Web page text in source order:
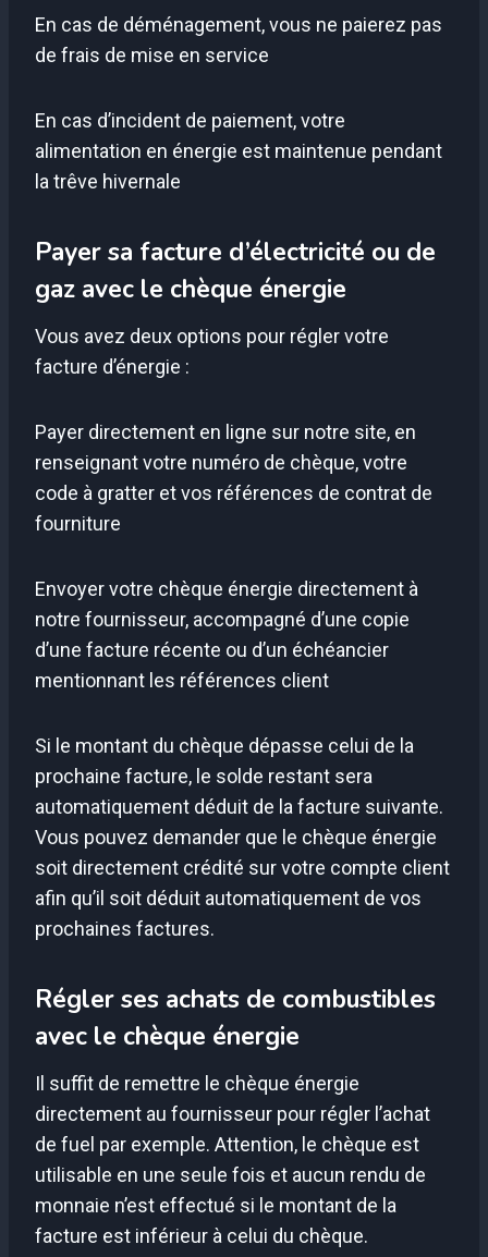
En cas de déménagement, vous ne paierez pas
de frais de mise en service
En cas d’incident de paiement, votre
alimentation en énergie est maintenue pendant
la trêve hivernale
Payer sa facture d’électricité ou de
gaz avec le chèque énergie
Vous avez deux options pour régler votre
facture d’énergie :
Payer directement en ligne sur notre site, en
renseignant votre numéro de chèque, votre
code à gratter et vos références de contrat de
fourniture
Envoyer votre chèque énergie directement à
notre fournisseur, accompagné d’une copie
d’une facture récente ou d’un échéancier
mentionnant les références client
Si le montant du chèque dépasse celui de la
prochaine facture, le solde restant sera
automatiquement déduit de la facture suivante.
Vous pouvez demander que le chèque énergie
soit directement crédité sur votre compte client
afin qu’il soit déduit automatiquement de vos
prochaines factures.
Régler ses achats de combustibles
avec le chèque énergie
Il suffit de remettre le chèque énergie
directement au fournisseur pour régler l’achat
de fuel par exemple. Attention, le chèque est
utilisable en une seule fois et aucun rendu de
monnaie n’est effectué si le montant de la
facture est inférieur à celui du chèque.